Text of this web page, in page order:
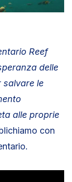
Reef
delle
salvare le
alle proprie
con